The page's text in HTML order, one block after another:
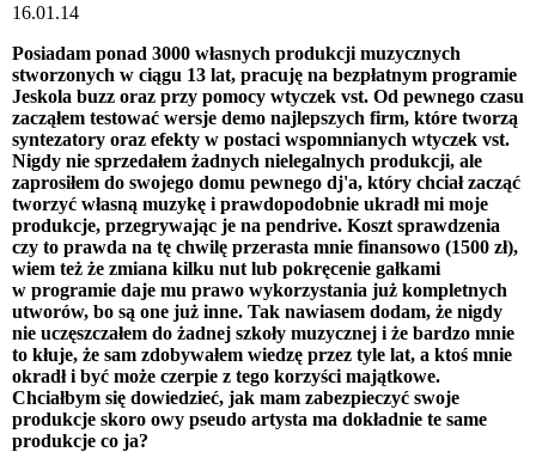
16.01.14
Posiadam ponad 3000 własnych produkcji muzycznych
stworzonych w ciągu 13 lat, pracuję na bezpłatnym programie
Jeskola buzz oraz przy pomocy wtyczek vst. Od pewnego czasu
zacząłem testować wersje demo najlepszych firm, które tworzą
syntezatory oraz efekty w postaci wspomnianych wtyczek vst.
Nigdy nie sprzedałem żadnych nielegalnych produkcji, ale
zaprosiłem do swojego domu pewnego dj'a, który chciał zacząć
tworzyć własną muzykę i prawdopodobnie ukradł mi moje
produkcje, przegrywając je na pendrive. Koszt sprawdzenia
czy to prawda na tę chwilę przerasta mnie finansowo (1500 zł),
wiem też że zmiana kilku nut lub pokręcenie gałkami
w programie daje mu prawo wykorzystania już kompletnych
utworów, bo są one już inne. Tak nawiasem dodam, że nigdy
nie uczęszczałem do żadnej szkoły muzycznej i że bardzo mnie
to kłuje, że sam zdobywałem wiedzę przez tyle lat, a ktoś mnie
okradł i być może czerpie z tego korzyści majątkowe.
Chciałbym się dowiedzieć, jak mam zabezpieczyć swoje
produkcje skoro owy pseudo artysta ma dokładnie te same
produkcje co ja?